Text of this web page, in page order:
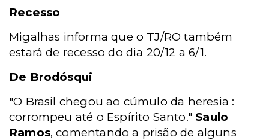
Recesso
Migalhas informa que o TJ/RO também
estará de recesso do dia 20/12 a 6/1.
De Brodósqui
"O Brasil chegou ao cúmulo da heresia :
corrompeu até o Espírito Santo."Saulo
Ramos, comentando a prisão de alguns